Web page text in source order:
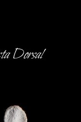
Dorsal